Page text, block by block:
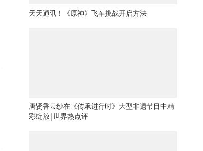
天天通讯！《原神》飞车挑战开启方法
唐贤香云纱在《传承进行时》大型非遗节目中精
彩绽放|世界热点评